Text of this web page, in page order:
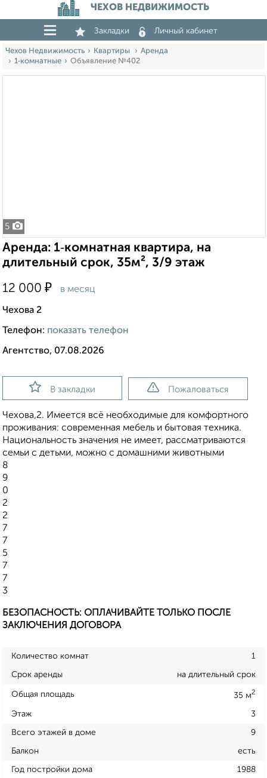
ЧЕХОВ НЕДВИЖИМОСТЬ
Закладки Личный кабинет
Чехов Недвижимость Квартиры
Аренда
1‑комнатные
Объявление №402
5
Аренда: 1‑комнатная квартира, на
длительный срок, 35м², 3/9 этаж
12 000 ₽ в месяц
Чехова 2
Телефон: показать телефон
Агентство, 07.08.2026
В закладки Пожаловаться
Чехова,2. Имеется всё необходимые для комфортного
проживания: современная мебель и бытовая техника.
Национальность значения не имеет, рассматриваются
семьи с детьми, можно с домашними животными
8
9
0
2
2
7
7
5
7
7
3
БЕЗОПАСНОСТЬ: ОПЛАЧИВАЙТЕ ТОЛЬКО ПОСЛЕ
ЗАКЛЮЧЕНИЯ ДОГОВОРА
Количество комнат 1
Срок аренды на длительный срок
Общая площадь 35 м2
Этаж 3
Всего этажей в доме 9
Балкон есть
Год постройки дома 1988